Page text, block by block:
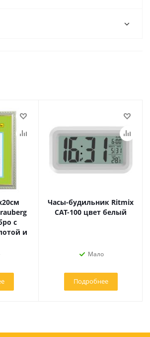
с
и
Часы-будильник Ritmix
CAT-100 цвет белый
Мало
Подробнее